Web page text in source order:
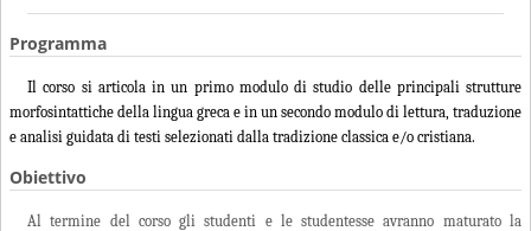
Programma
Il corso si articola in un primo modulo di studio delle principali strutture
morfosintattiche della lingua greca e in un secondo modulo di lettura, traduzione
e analisi guidata di testi selezionati dalla tradizione classica e/o cristiana.
Obiettivo
Al termine del corso gli studenti e le studentesse avranno maturato la